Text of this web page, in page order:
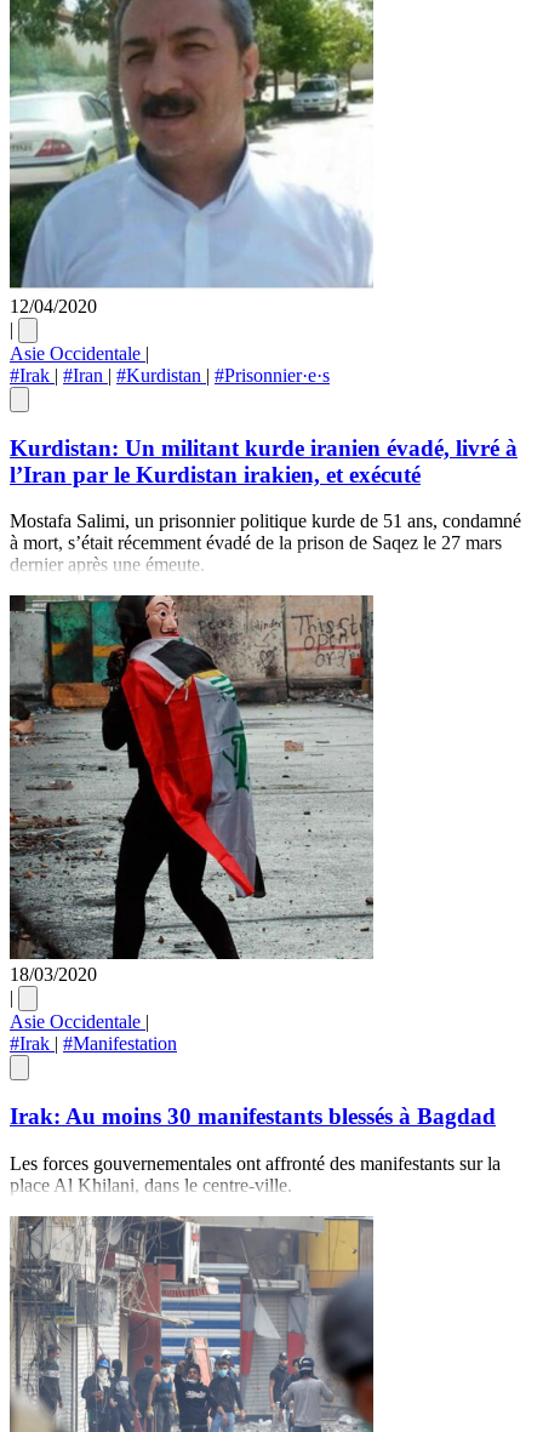
12/04/2020
|
Asie Occidentale |
#Irak | #Iran | #Kurdistan | #Prisonnier·e·s
Kurdistan: Un militant kurde iranien évadé, livré à
l’Iran par le Kurdistan irakien, et exécuté
Mostafa Salimi, un prisonnier politique kurde de 51 ans, condamné
à mort, s’était récemment évadé de la prison de Saqez le 27 mars
dernier après une émeute.
18/03/2020
|
Asie Occidentale |
#Irak | #Manifestation
Irak: Au moins 30 manifestants blessés à Bagdad
Les forces gouvernementales ont affronté des manifestants sur la
place Al Khilani, dans le centre-ville.